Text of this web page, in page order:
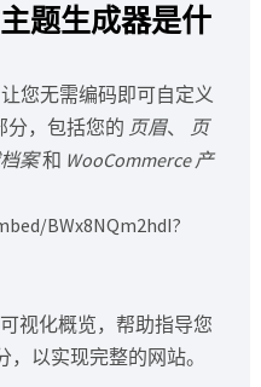
题生成器是什
您无需编码即可自定义
分，包括您的 页眉、
页
案和 WooCommerce 产
BWx8NQm2hdI?
视化概览，帮助指导您
以实现完整的网站。